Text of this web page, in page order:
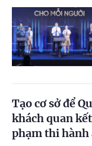
Tạo cơ sở để
khách quan
phạm thi hành